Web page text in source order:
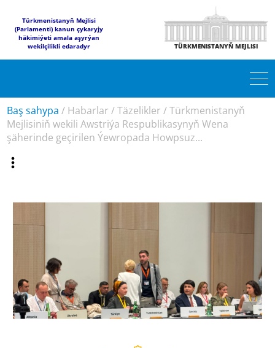
Türkmenistanyň Mejlisi
(Parlamenti) kanun çykaryjy
häkimiýeti amala aşyrýan
wekilçilikli edaradyr
TÜRKMENISTANYŇ MEJLISI
Baş sahypa / Habarlar /Täzelikler /Türkmenistanyň
Mejlisiniň wekili Awstriýa Respublikasynyň Wena
şäherinde geçirilen Ýewropada Howpsuz...